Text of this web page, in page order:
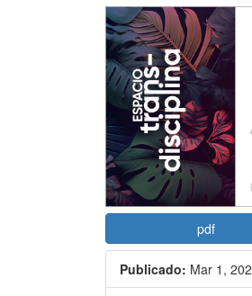
Barra
lateral
del
artículo
pdf
Publicado: Mar 1,